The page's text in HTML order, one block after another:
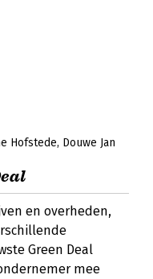
Hofstede Douwe Jan
en overheden,
Green Deal
mee